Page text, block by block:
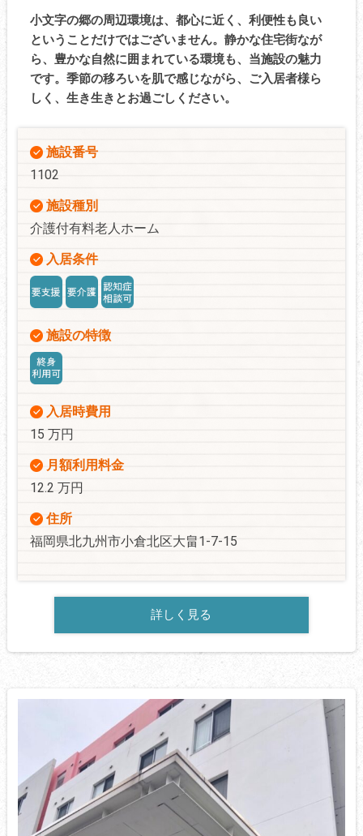
小文字の郷の周辺環境は、都心に近く、利便性も良い
ということだけではございません。静かな住宅街なが
ら、豊かな自然に囲まれている環境も、当施設の魅力
です。季節の移ろいを肌で感じながら、ご入居者様ら
しく、生き生きとお過ごしください。
施設番号
1102
施設種別
介護付有料老人ホーム
入居条件
施設の特徴
入居時費用
15 万円
月額利用料金
12.2 万円
住所
福岡県北九州市小倉北区大畠1-7-15
詳しく見る